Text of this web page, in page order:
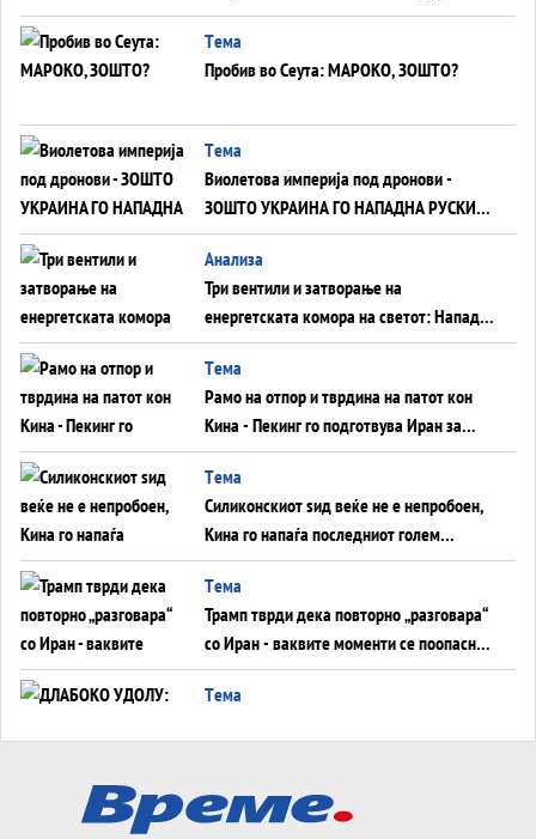
Германија до Црното Море...
Tема
Пробив во Сеута: МАРОКО, ЗОШТО?
Tема
Виолетова империја под дронови -
ЗОШТО УКРАИНА ГО НАПАДНА РУСКИОТ
WILDBERRIES
Aнализа
Три вентили и затворање на
енергетската комора на светот: Нападот
во Суец најавува глобален енергетски
инфаркт?
Tема
Рамо на отпор и тврдина на патот кон
Кина - Пекинг го подготвува Иран за
американска копнена инвазија
Tема
Силиконскиот ѕид веќе не е непробоен,
Кина го напаѓа последниот голем
монопол на Западот?
Tема
Трамп тврди дека повторно „разговара“
со Иран - ваквите моменти се поопасни
од отворените закани
Tема
Tема
АТОМСКО ДОМИНО НА БЛИСКИОТ